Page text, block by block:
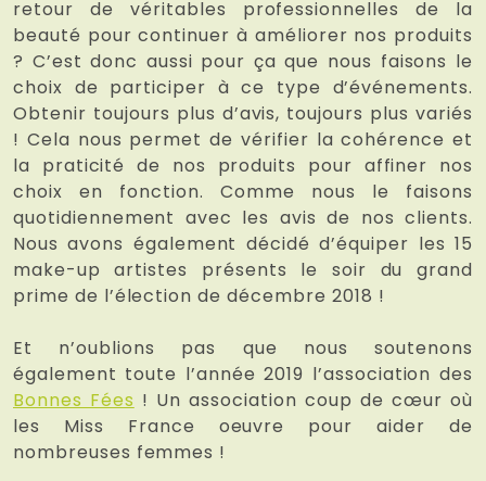
retour de véritables professionnelles de la
beauté pour continuer à améliorer nos produits
? C’est donc aussi pour ça que nous faisons le
choix de participer à ce type d’événements.
Obtenir toujours plus d’avis, toujours plus variés
! Cela nous permet de vérifier la cohérence et
la praticité de nos produits pour affiner nos
choix en fonction. Comme nous le faisons
quotidiennement avec les avis de nos clients.
Nous avons également décidé d’équiper les 15
make-up artistes présents le soir du grand
prime de l’élection de décembre 2018 !
Et n’oublions pas que nous soutenons
également toute l’année 2019 l’association des
Bonnes Fées ! Un association coup de cœur où
les Miss France oeuvre pour aider de
nombreuses femmes !